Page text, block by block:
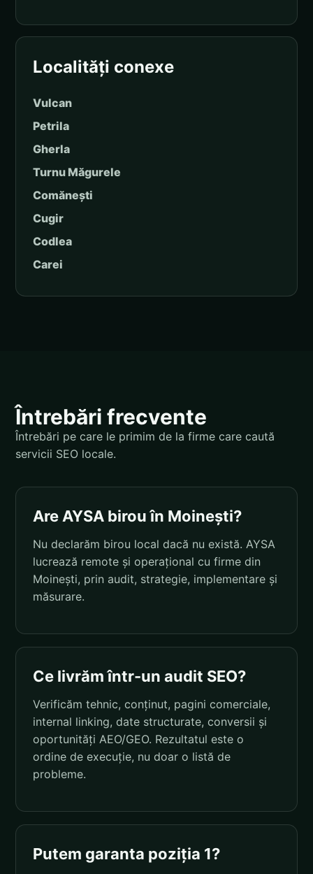
Localități conexe
Vulcan
Petrila
Gherla
Turnu Măgurele
Comănești
Cugir
Codlea
Carei
Întrebări frecvente
Întrebări pe care le primim de la firme care caută
servicii SEO locale.
Are AYSA birou în Moinești?
Nu declarăm birou local dacă nu există. AYSA
lucrează remote și operațional cu firme din
Moinești, prin audit, strategie, implementare și
măsurare.
Ce livrăm într-un audit SEO?
Verificăm tehnic, conținut, pagini comerciale,
internal linking, date structurate, conversii și
oportunități AEO/GEO. Rezultatul este o
ordine de execuție, nu doar o listă de
probleme.
Putem garanta poziția 1?